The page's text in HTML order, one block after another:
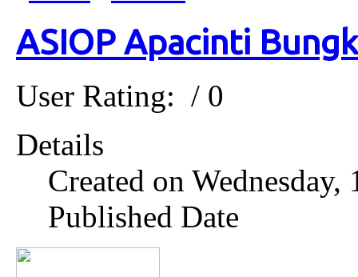
ASIOP Apacinti
User Rating: / 0
Details
Created on
Published Date